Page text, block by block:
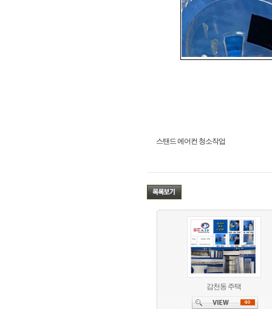
스탠드 에어컨 청소작업
감천동 주택